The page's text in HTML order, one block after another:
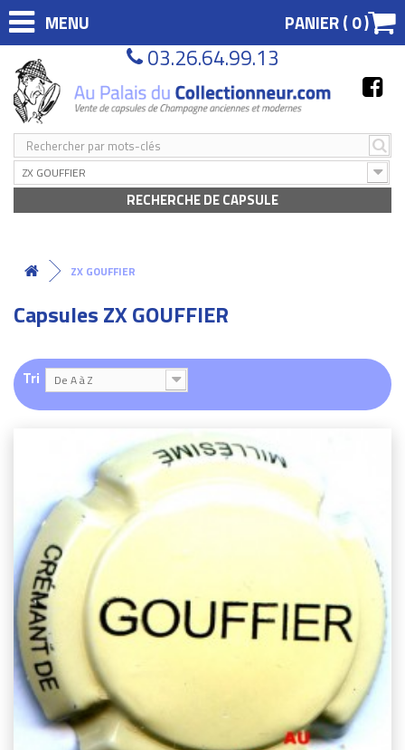
MENU PANIER (0)
03.26.64.99.13
ZX GOUFFIER
RECHERCHE DE CAPSULE
ZX GOUFFIER
Capsules ZX GOUFFIER
Tri De A à Z